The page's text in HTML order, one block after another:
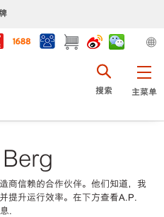
主菜单
搜索
商信赖的合作伙伴。他们知道，我
提升运行效率。在下方查看A.P.
.